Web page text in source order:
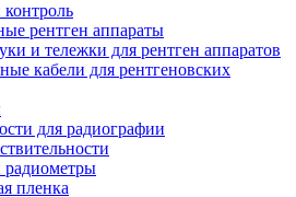
рентген аппараты
и тележки для рентген аппаратов
кабели для рентгеновских
для радиографии
пленка